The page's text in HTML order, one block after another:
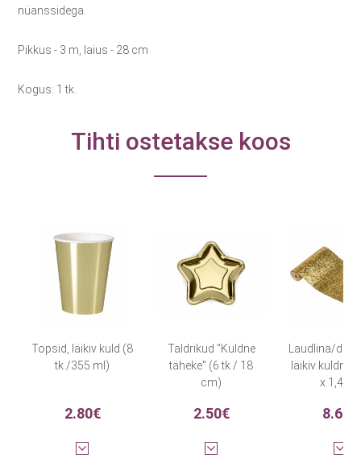
nüanssidega.
Pikkus - 3 m, laius - 28 cm
Kogus: 1 tk.
Tihti ostetakse koos
Topsid, läikiv kuld (8
tk./355 ml)
2.80€
Taldrikud "Kuldne
täheke" (6 tk / 18
cm)
2.50€
Laudlina/
läikiv kuldne
x 1,4 m)
8.60€